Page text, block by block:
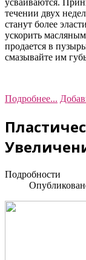
усваиваются.
течении двух
станут более
ускорить
продается в
смазывайте им
Подробнее...
Подробности